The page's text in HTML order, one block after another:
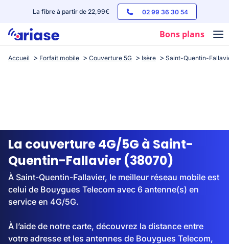
La fibre à partir de 22,99€ 02 99 36 30 54
Bons plans
Box internet
Streaming
Accueil Forfait mobile Couverture 5G Isère Saint-Quentin-
La couverture 4G/5G à Saint-
Quentin-Fallavier (38070)
À Saint-Quentin-Fallavier, le meilleur réseau mobile est
celui de Bouygues Telecom avec 6 antenne(s) en
service en 4G/5G.
À l’aide de notre carte, découvrez la distance entre
votre adresse et les antennes de Bouygues Telecom,